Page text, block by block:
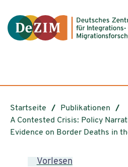
Startseite
Publikationen
A Contested Crisis: Policy
Evidence on Border Deaths in
Vorlesen